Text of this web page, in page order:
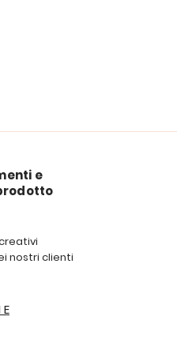
e
nostri clienti